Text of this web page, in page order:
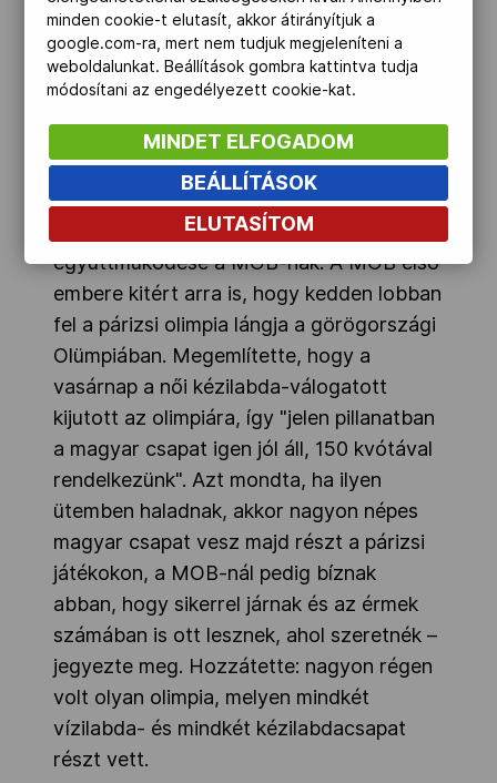
ünnepli megalakulásának 129.
évfordulóját. Az alapítás óta eltelt idő
alatt 525 érmet, köztük 184 aranyat
Minden olimpián, amelyen részt vettek,
avattak magyar győztest – emlékeztetett.
Hozzátette a COOP-pal 28 éve
kezdődött a mai napig tartó
együttműködése a MOB-nak. A MOB első
embere kitért arra is, hogy kedden lobban
fel a párizsi olimpia lángja a görögországi
Olümpiában. Megemlítette, hogy a
vasárnap a női kézilabda-válogatott
kijutott az olimpiára, így "jelen pillanatban
a magyar csapat igen jól áll, 150 kvótával
rendelkezünk". Azt mondta, ha ilyen
ütemben haladnak, akkor nagyon népes
magyar csapat vesz majd részt a párizsi
játékokon, a MOB-nál pedig bíznak
abban, hogy sikerrel járnak és az érmek
számában is ott lesznek, ahol szeretnék –
jegyezte meg. Hozzátette: nagyon régen
volt olyan olimpia, melyen mindkét
vízilabda- és mindkét kézilabdacsapat
részt vett.
minden cookie-t elutasít, akkor átirányítjuk a
google.com-ra, mert nem tudjuk megjeleníteni a
weboldalunkat. Beállítások gombra kattintva tudja
módosítani az engedélyezett cookie-kat.
MINDET ELFOGADOM
BEÁLLÍTÁSOK
ELUTASÍTOM